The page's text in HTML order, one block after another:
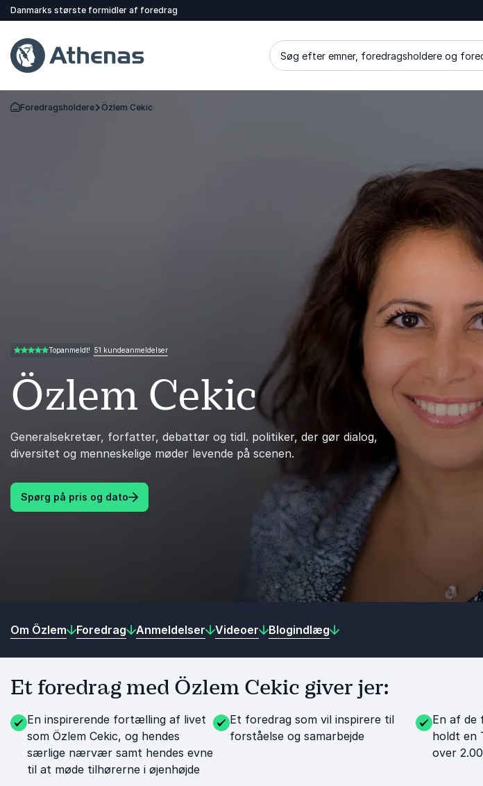
Danmarks største formidler af foredrag
Søg efter emner, foredragsholdere og
Tilbage til forsiden
Foredragsholdere Özlem Cekic
Özlem Cekic
Generalsekretær, forfatter, debattør og tidl. politiker, der gør dialog,
diversitet og menneskelige møder levende på scenen.
Spørg på pris og dato
4.98 ud af 5Topanmeldt! 51 kundeanmeldelser
Om Özlem Foredrag Anmeldelser Videoer Blogindlæg
Et foredrag med Özlem Cekic giver jer:
En inspirerende fortælling af livet
som Özlem Cekic, og hendes
særlige nærvær samt hendes evne
til at møde tilhørerne i øjenhøjde
Et foredrag som vil inspirere til
forståelse og samarbejde
En af de
holdt en
over